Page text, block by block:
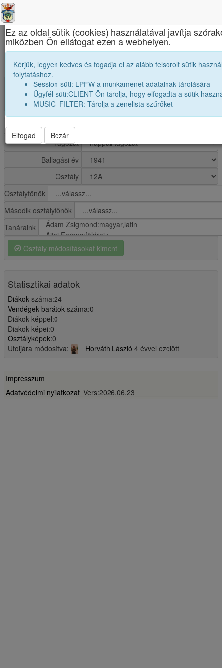
Református Kollégium
1941 12A osztály módosítása
Osztály: 1941 12A
Diákok száma:24
Iskola
Tagozat
Ballagási év
Osztály
Osztályfőnők
Második osztályfőnők
Tanáraink
Osztály módosításokat kiment
Statisztikai adatok
Diákok száma:24
Vendégek barátok száma:0
Diákok képpel:0
Diakok képei:0
Osztályképek:0
Utoljára módosítva:
Horváth László 4 évvel ezelött
Impresszum
Adatvédelmi nyilatkozat Vers:2026.06.23
×
Ez az oldal sütik (cookies) használatával javítja
miközben Ön ellátogat ezen a webhelyen.
Kérjük, legyen kedves és fogadja el az alább felsorolt sütik
folytatáshoz.
Session-süti: LPFW a munkamenet adatainak tárolására
Ügyfél-süti:CLIENT Ön tárolja, hogy elfogadta a sütik
MUSIC_FILTER: Tárolja a zenelista szűrőket
Elfogad Bezár